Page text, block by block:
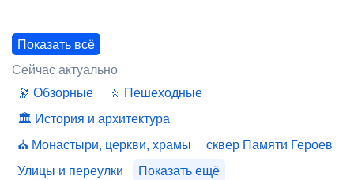
Показать всё
Сейчас актуально
Обзорные
Пешеходные
История и архитектура
Монастыри, церкви, храмы
сквер Памяти Героев
Улицы и переулки
Показать ещё